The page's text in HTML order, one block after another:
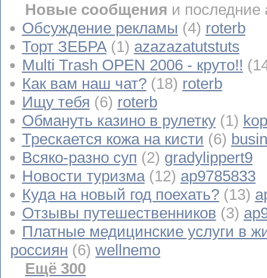
Новые сообщения и последние
Обсуждение рекламы (4) roterb
Торт ЗЕБРА (1) azazazatutstuts
Multi Trash OPEN 2006 - круто!!
Как вам наш чат? (18) roterb
Ищу тебя (6) roterb
Обмануть казино в рулетку (1)
Трескается кожа на кисти (6)
Всяко-разно суп (2) gradylippert9
Новости туризма (12) ap9785833
Куда на новый год поехать? (13)
Отзывы путешественников (3)
Платные медицинские услуги в
россиян (6) wellnemo
Ещё 300